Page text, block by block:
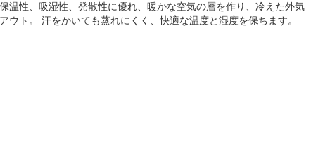
温性、吸湿性、発散性に優れ、暖かな空気の層を作り、冷えた外気
ウト。 汗をかいても蒸れにくく、快適な温度と湿度を保ちます。